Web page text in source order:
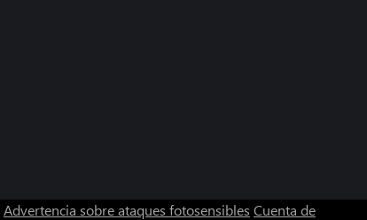
Advertencia sobre ataques fotosensibles Cuenta de